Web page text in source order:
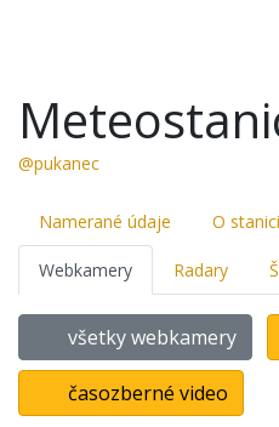
@pukanec
Namerané údaje O stanici
Webkamery Radary
všetky webkamery
časozberné video